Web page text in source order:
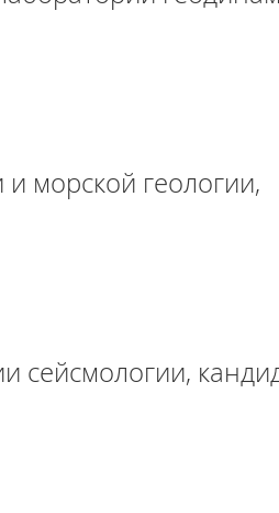
морской геологии,
сейсмологии,